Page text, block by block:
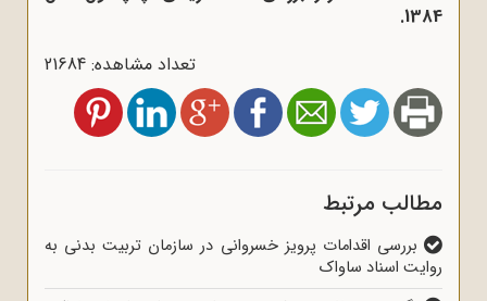
1384.
تعداد مشاهده: 21684
مطالب مرتبط
بررسی اقدامات پرویز خسروانی در سازمان تربیت بدنی به
روایت اسناد ساواک